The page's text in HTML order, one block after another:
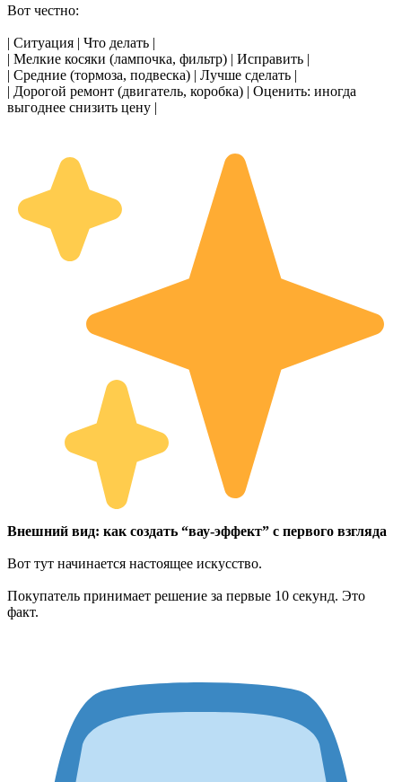
Вот честно:
| Ситуация | Что делать |
| Мелкие косяки (лампочка, фильтр) | Исправить |
| Средние (тормоза, подвеска) | Лучше сделать |
| Дорогой ремонт (двигатель, коробка) | Оценить: иногда
выгоднее снизить цену |
Внешний вид: как создать “вау-эффект” с первого взгляда
Вот тут начинается настоящее искусство.
Покупатель принимает решение за первые 10 секунд. Это
факт.